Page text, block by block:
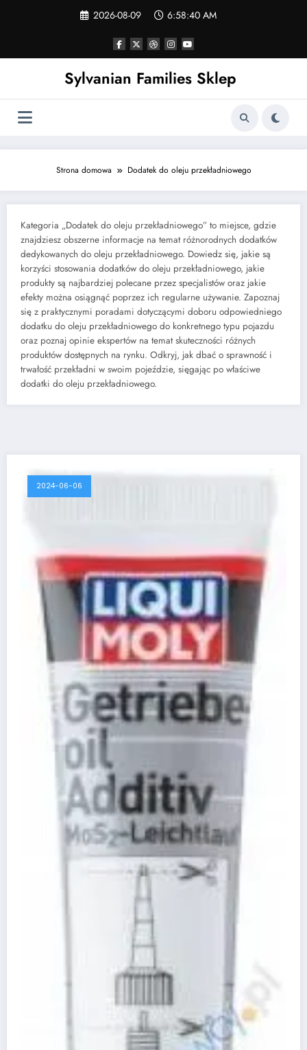
2026-08-09 6:58:41 AM
Sylvanian Families Sklep
Strona domowa Dodatek do oleju przekładniowego
Kategoria „Dodatek do oleju przekładniowego” to miejsce, gdzie
znajdziesz obszerne informacje na temat różnorodnych dodatków
dedykowanych do oleju przekładniowego. Dowiedz się, jakie są
korzyści stosowania dodatków do oleju przekładniowego, jakie
produkty są najbardziej polecane przez specjalistów oraz jakie
efekty można osiągnąć poprzez ich regularne używanie. Zapoznaj
się z praktycznymi poradami dotyczącymi doboru odpowiedniego
dodatku do oleju przekładniowego do konkretnego typu pojazdu
oraz poznaj opinie ekspertów na temat skuteczności różnych
produktów dostępnych na rynku. Odkryj, jak dbać o sprawność i
trwałość przekładni w swoim pojeździe, sięgając po właściwe
dodatki do oleju przekładniowego.
2024-06-06